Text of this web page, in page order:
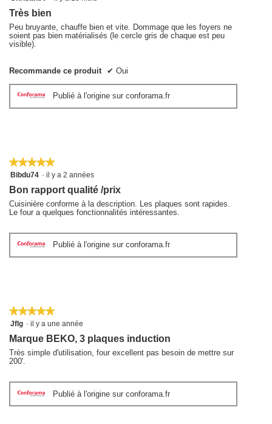
Très bien
Peu bruyante, chauffe bien et vite. Dommage que les foyers ne
soient pas bien matérialisés (le cercle gris de chaque est peu
visible).
Recommande ce produit ✔ Oui
Publié à l'origine sur conforama.fr
★★★★★
★★★★★
5
5
Bibdu74 · il y a 2 années
Bon rapport qualité /prix
Cuisinière conforme à la description. Les plaques sont rapides.
Le four a quelques fonctionnalités intéressantes.
Publié à l'origine sur conforama.fr
★★★★★
★★★★★
5
5
Jflg · il y a une année
Marque BEKO, 3 plaques induction
Très simple d'utilisation, four excellent pas besoin de mettre sur
200'.
Publié à l'origine sur conforama.fr